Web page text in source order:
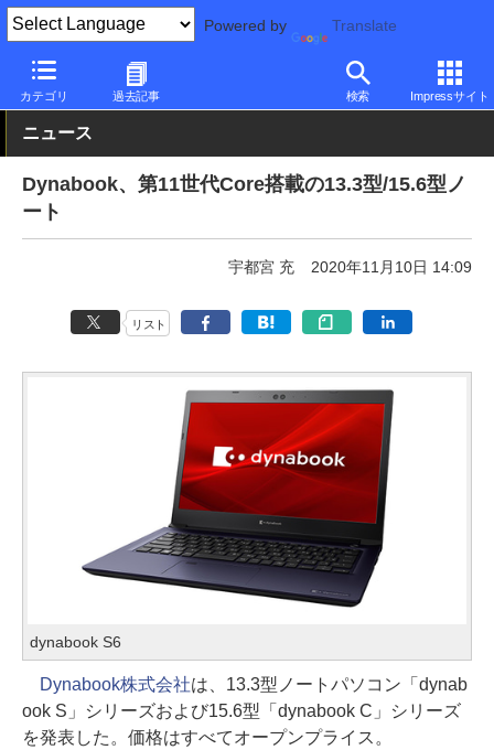
Powered by Translate
カテゴリ 過去記事 検索 Impressサイト
PC Watch パソコン/タブレット/スマートフォン ノートパソコン
ニュース
Dynabook、第11世代Core搭載の13.3型/15.6型ノ
ート
宇都宮 充 2020年11月10日 14:09
リスト
dynabook S6
Dynabook株式会社は、13.3型ノートパソコン「dynab
ook S」シリーズおよび15.6型「dynabook C」シリーズ
を発表した。価格はすべてオープンプライス。